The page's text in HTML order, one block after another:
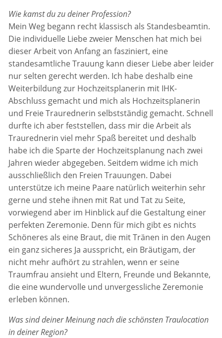
Wie kamst du zu deiner Profession?
Mein Weg begann recht klassisch als Standesbeamtin.
Die individuelle Liebe zweier Menschen hat mich bei
dieser Arbeit von Anfang an fasziniert, eine
standesamtliche Trauung kann dieser Liebe aber leider
nur selten gerecht werden. Ich habe deshalb eine
Weiterbildung zur Hochzeitsplanerin mit IHK-
Abschluss gemacht und mich als Hochzeitsplanerin
und Freie Traurednerin selbstständig gemacht. Schnell
durfte ich aber feststellen, dass mir die Arbeit als
Traurednerin viel mehr Spaß bereitet und deshalb
habe ich die Sparte der Hochzeitsplanung nach zwei
Jahren wieder abgegeben. Seitdem widme ich mich
ausschließlich den Freien Trauungen. Dabei
unterstütze ich meine Paare natürlich weiterhin sehr
gerne und stehe ihnen mit Rat und Tat zu Seite,
vorwiegend aber im Hinblick auf die Gestaltung einer
perfekten Zeremonie. Denn für mich gibt es nichts
Schöneres als eine Braut, die mit Tränen in den Augen
ein ganz sicheres Ja ausspricht, ein Bräutigam, der
nicht mehr aufhört zu strahlen, wenn er seine
Traumfrau ansieht und Eltern, Freunde und Bekannte,
die eine wundervolle und unvergessliche Zeremonie
erleben können.
Was sind deiner Meinung nach die schönsten Traulocation
in deiner Region?